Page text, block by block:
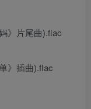
》片尾曲).flac
》插曲).flac